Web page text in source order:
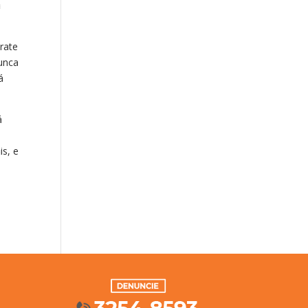
e